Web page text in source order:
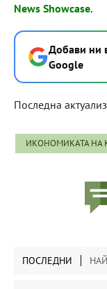
News Showcase.
Добави ни
Google
Последна
ИКОНОМИКАТА НА
ПОСЛЕДНИ